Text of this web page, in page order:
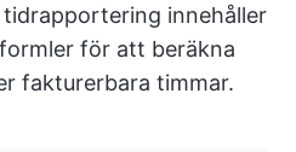
innehåller
för att beräkna
fakturerbara timmar.